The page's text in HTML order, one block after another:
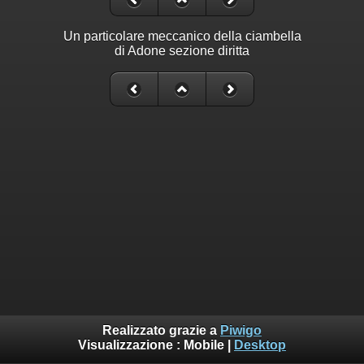
Un particolare meccanico della ciambella
di Adone sezione diritta
Realizzato grazie a Piwigo
Visualizzazione : Mobile Desktop